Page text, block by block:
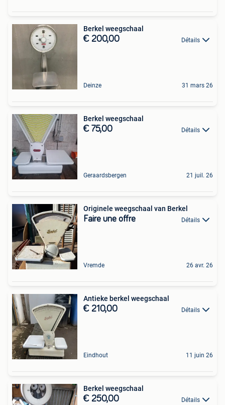
Berkel weegschaal
€ 200,00 Détails
Deinze 31 mars 26
Berkel weegschaal
€ 75,00 Détails
Geraardsbergen 21 juil. 26
Originele weegschaal van Berkel
Faire une offre Détails
Vremde 26 avr. 26
Antieke berkel weegschaal
€ 210,00 Détails
Eindhout 11 juin 26
Berkel weegschaal
€ 250,00 Détails